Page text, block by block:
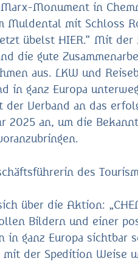
Monument in
Muldental mit Schloss
übelst HIER.“ Mit der
die gute
aus. LKW und
in ganz Europa
der Verband an das
2025 an, um die
des
über die Aktion:
Bildern und einer
in ganz Europa sichtbar
der Spedition Weise